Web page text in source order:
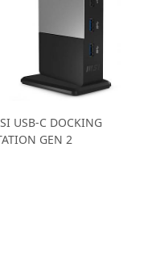
USB-C DOCKING
GEN 2